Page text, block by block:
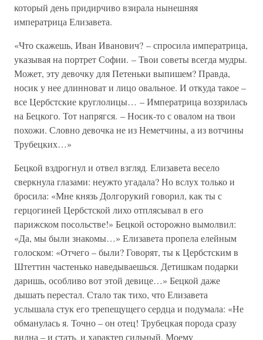
который день придирчиво взирала нынешняя
императрица Елизавета.
«Что скажешь, Иван Иванович? – спросила императрица,
указывая на портрет Софии. – Твои советы всегда мудры.
Может, эту девочку для Петеньки выпишем? Правда,
носик у нее длинноват и лицо овальное. И откуда такое –
все Цербстские круглолицы… – Императрица воззрилась
на Бецкого. Тот напрягся. – Носик-то с овалом на твои
похожи. Словно девочка не из Неметчины, а из вотчины
Трубецких…»
Бецкой вздрогнул и отвел взгляд. Елизавета весело
сверкнула глазами: неужто угадала? Но вслух только и
бросила: «Мне князь Долгорукий говорил, как ты с
герцогиней Цербстской лихо отплясывал в его
парижском посольстве!» Бецкой осторожно вымолвил:
«Да, мы были знакомы…» Елизавета пропела елейным
голоском: «Отчего – были? Говорят, ты к Цербстским в
Штеттин частенько наведываешься. Детишкам подарки
даришь, особливо вот этой девице…» Бецкой даже
дышать перестал. Стало так тихо, что Елизавета
услышала стук его трепещущего сердца и подумала: «Не
обманулась я. Точно – он отец! Трубецкая порода сразу
видна – и стать, и характер сильный. Моему